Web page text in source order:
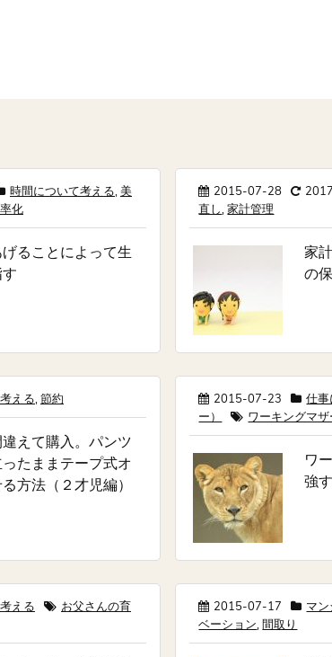
時間について考える,美
化
ることによって生
2015-07-28
直し,家計管理
家
の
える,節約
えて購入。パンツ
たままテープ式オ
方法（２才児編）
2015-07-23
仕
ー）
ワーキングマザ
ワ
強
える
お父さんの育
2015-07-17 マ
ベーション,間取り